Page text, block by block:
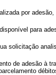
por
para
solicitação
de adesão à